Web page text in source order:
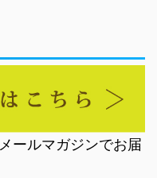
ールマガジンでお届